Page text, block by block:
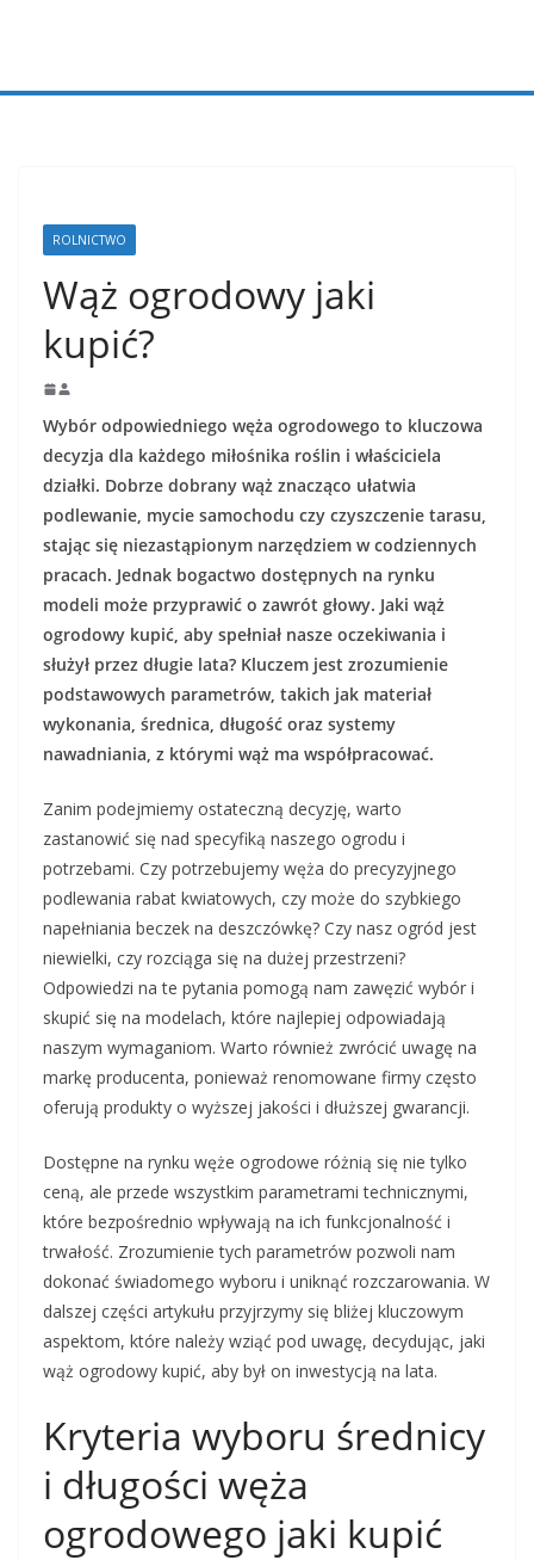
ROLNICTWO
Wąż ogrodowy jaki
kupić?
Wybór odpowiedniego węża ogrodowego to kluczowa
decyzja dla każdego miłośnika roślin i właściciela
działki. Dobrze dobrany wąż znacząco ułatwia
podlewanie, mycie samochodu czy czyszczenie tarasu,
stając się niezastąpionym narzędziem w codziennych
pracach. Jednak bogactwo dostępnych na rynku
modeli może przyprawić o zawrót głowy. Jaki wąż
ogrodowy kupić, aby spełniał nasze oczekiwania i
służył przez długie lata? Kluczem jest zrozumienie
podstawowych parametrów, takich jak materiał
wykonania, średnica, długość oraz systemy
nawadniania, z którymi wąż ma współpracować.
Zanim podejmiemy ostateczną decyzję, warto
zastanowić się nad specyfiką naszego ogrodu i
potrzebami. Czy potrzebujemy węża do precyzyjnego
podlewania rabat kwiatowych, czy może do szybkiego
napełniania beczek na deszczówkę? Czy nasz ogród jest
niewielki, czy rozciąga się na dużej przestrzeni?
Odpowiedzi na te pytania pomogą nam zawęzić wybór i
skupić się na modelach, które najlepiej odpowiadają
naszym wymaganiom. Warto również zwrócić uwagę na
markę producenta, ponieważ renomowane firmy często
oferują produkty o wyższej jakości i dłuższej gwarancji.
Dostępne na rynku węże ogrodowe różnią się nie tylko
ceną, ale przede wszystkim parametrami technicznymi,
które bezpośrednio wpływają na ich funkcjonalność i
trwałość. Zrozumienie tych parametrów pozwoli nam
dokonać świadomego wyboru i uniknąć rozczarowania. W
dalszej części artykułu przyjrzymy się bliżej kluczowym
aspektom, które należy wziąć pod uwagę, decydując, jaki
wąż ogrodowy kupić, aby był on inwestycją na lata.
Kryteria wyboru średnicy
i długości węża
ogrodowego jaki kupić